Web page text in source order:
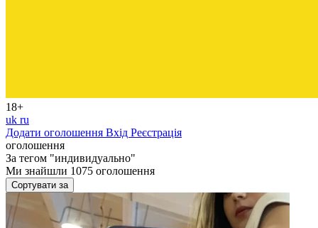
18+
uk ru
Додати оголошення Вхід Реєстрація
оголошення
За тегом "индивидуально"
Ми знайшли 1075 оголошення
Сортувати за